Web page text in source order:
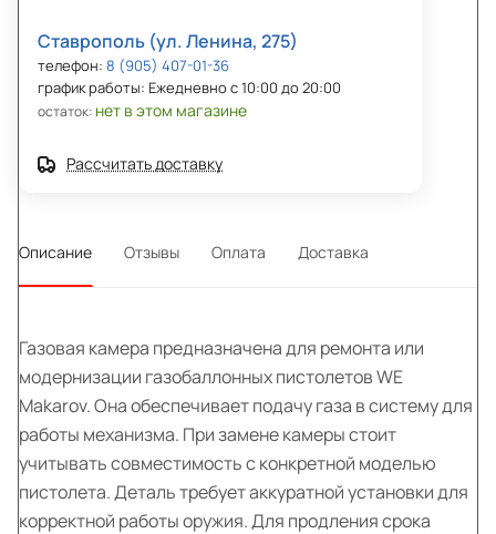
Ставрополь (ул. Ленина, 275)
телефон: 8 (905) 407-01-36
график работы: Ежедневно с 10:00 до 20:00
остаток: нет в этом магазине
Рассчитать доставку
Описание Отзывы Оплата Доставка
Газовая камера предназначена для ремонта или
модернизации газобаллонных пистолетов WE
Makarov. Она обеспечивает подачу газа в систему для
работы механизма. При замене камеры стоит
учитывать совместимость с конкретной моделью
пистолета. Деталь требует аккуратной установки для
корректной работы оружия. Для продления срока